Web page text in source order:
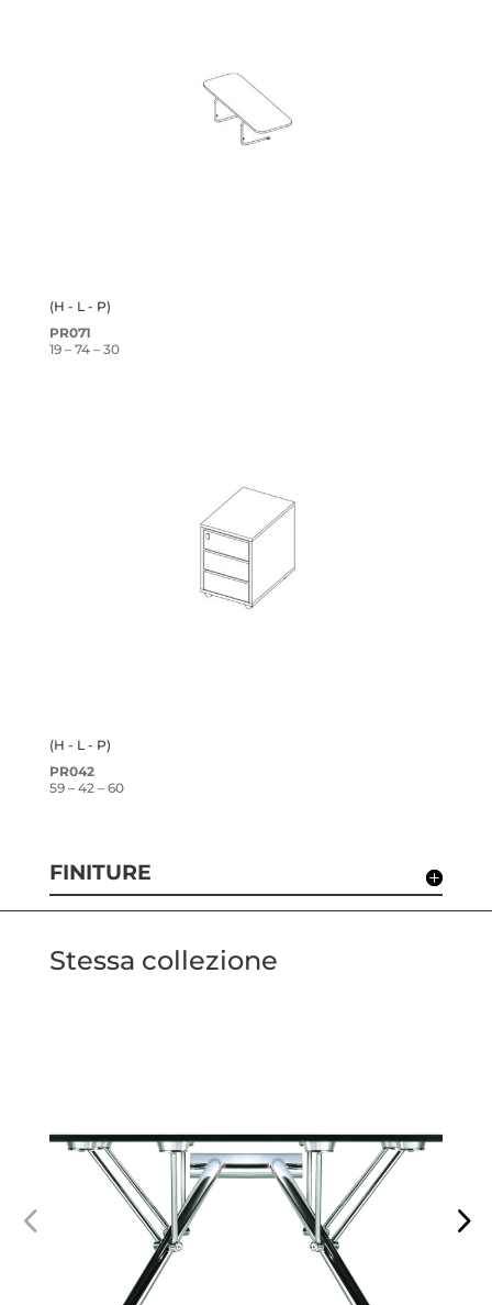
(H - L - P)
PR071
19 – 74 – 30
(H - L - P)
PR042
59 – 42 – 60
FINITURE
Stessa collezione